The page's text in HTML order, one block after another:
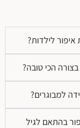
לילדות?
הכי טובה?
למבוגרים?
בהתאם לגיל